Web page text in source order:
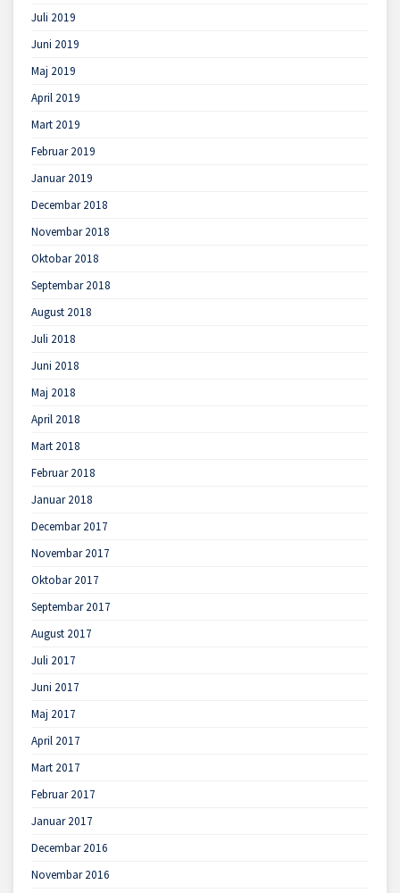
Juli 2019
Juni 2019
Maj 2019
April 2019
Mart 2019
Februar 2019
Januar 2019
Decembar 2018
Novembar 2018
Oktobar 2018
Septembar 2018
August 2018
Juli 2018
Juni 2018
Maj 2018
April 2018
Mart 2018
Februar 2018
Januar 2018
Decembar 2017
Novembar 2017
Oktobar 2017
Septembar 2017
August 2017
Juli 2017
Juni 2017
Maj 2017
April 2017
Mart 2017
Februar 2017
Januar 2017
Decembar 2016
Novembar 2016